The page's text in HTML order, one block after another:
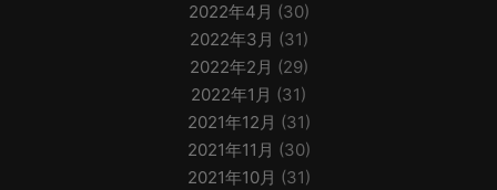
2022年4月 (30)
2022年3月 (31)
2022年2月 (29)
2022年1月 (31)
2021年12月 (31)
2021年11月 (30)
2021年10月 (31)